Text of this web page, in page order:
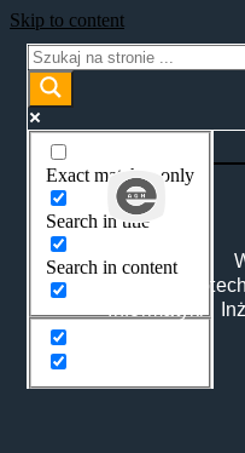
Skip to content
Exact matches only
Search in title
Search in content
Informatyki i